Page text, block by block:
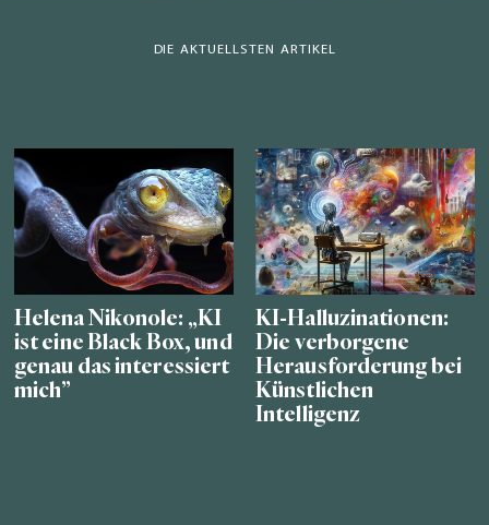
DIE AKTUELLSTEN ARTIKEL
Helena Nikonole: „KI
ist eine Black Box, und
genau das interessiert
mich”
KI-Halluzinationen:
Die verborgene
Herausforderung bei
Künstlichen
Intelligenz